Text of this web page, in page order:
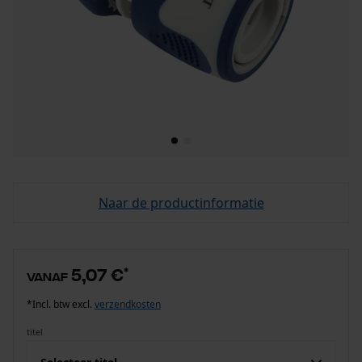
Naar de productinformatie
vanaf 5,07 €*
*Incl. btw excl. verzendkosten
titel